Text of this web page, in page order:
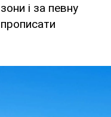
і за певну